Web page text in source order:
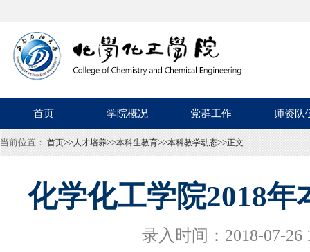
首页 学院概况 党群工作 师资队
当前位置： 首页>>人才培养>>本科生教育>>本科教学动态>>正文
化学化工学院2018
录入时间：2018-07-